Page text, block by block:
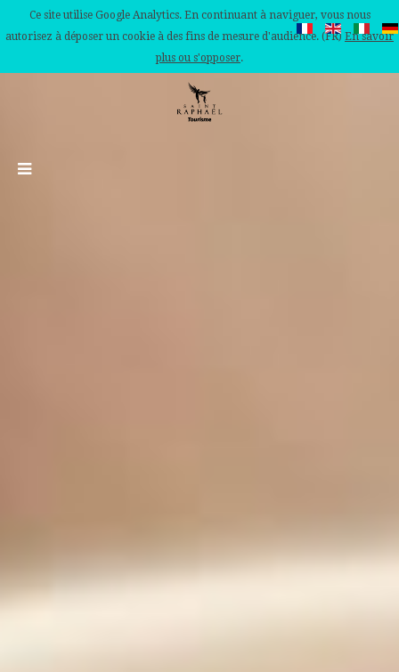
Ce site utilise Google Analytics. En continuant à naviguer, vous nous
autorisez à déposer un cookie à des fins de mesure d'audience. (FR) En savoir
plus ou s'opposer.